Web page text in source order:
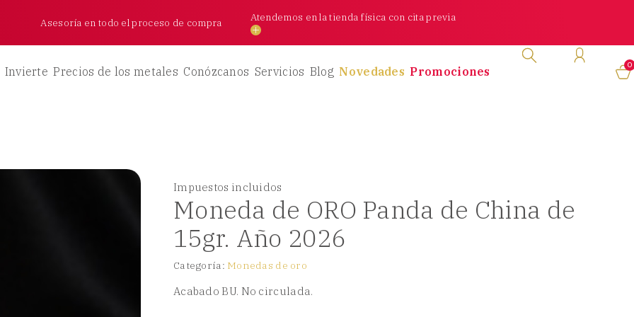
Asesoría en todo el proceso de compra Atendemos en la tienda física con cita previa
Invierte Precios de los metales Conózcanos Servicios Blog Novedades Promociones 0
Moneda de ORO Panda de China de
15gr. Año 2026
Impuestos incluidos
Acabado BU. No circulada.
Categoría: Monedas de oro